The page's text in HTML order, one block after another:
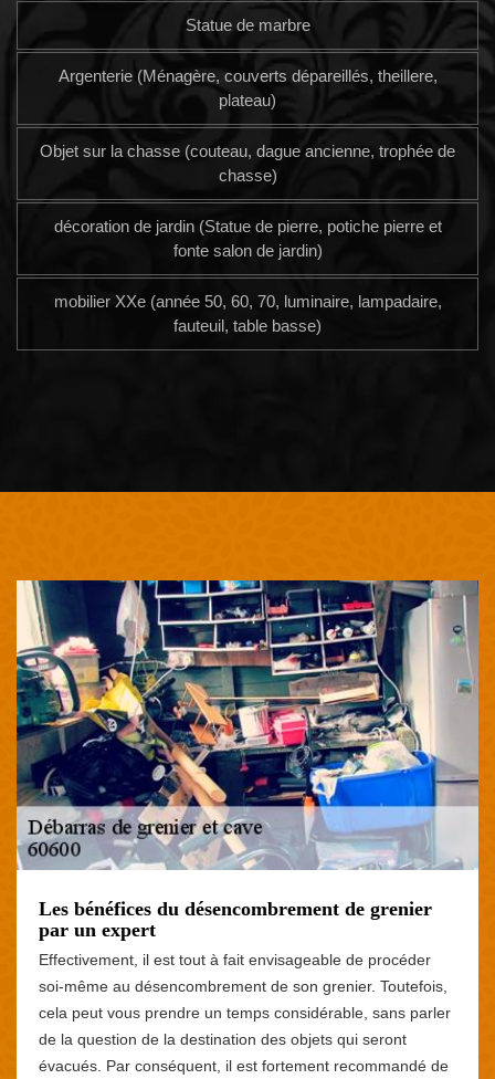
Statue de marbre
Argenterie (Ménagère, couverts dépareillés, theillere,
plateau)
Objet sur la chasse (couteau, dague ancienne, trophée de
chasse)
décoration de jardin (Statue de pierre, potiche pierre et
fonte salon de jardin)
mobilier XXe (année 50, 60, 70, luminaire, lampadaire,
fauteuil, table basse)
Les bénéfices du désencombrement de grenier
par un expert
Effectivement, il est tout à fait envisageable de procéder
soi-même au désencombrement de son grenier. Toutefois,
cela peut vous prendre un temps considérable, sans parler
de la question de la destination des objets qui seront
évacués. Par conséquent, il est fortement recommandé de